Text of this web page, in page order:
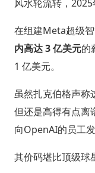
风水轮流转，
在组建Meta超级
内高达 3 亿美元的
1 亿美元。
虽然扎克伯格声称
但还是高得有点离
向OpenAI的员工
其价码堪比顶级球